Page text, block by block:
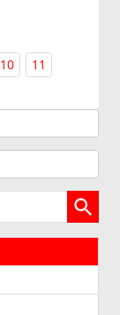
10 11